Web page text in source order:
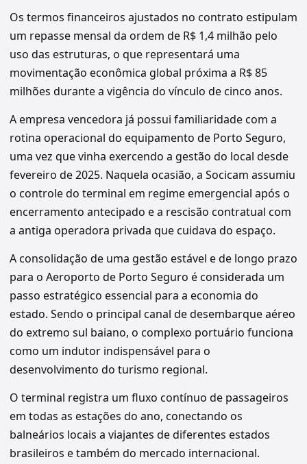
Os termos financeiros ajustados no contrato estipulam
um repasse mensal da ordem de R$ 1,4 milhão pelo
uso das estruturas, o que representará uma
movimentação econômica global próxima a R$ 85
milhões durante a vigência do vínculo de cinco anos.
A empresa vencedora já possui familiaridade com a
rotina operacional do equipamento de Porto Seguro,
uma vez que vinha exercendo a gestão do local desde
fevereiro de 2025. Naquela ocasião, a Socicam assumiu
o controle do terminal em regime emergencial após o
encerramento antecipado e a rescisão contratual com
a antiga operadora privada que cuidava do espaço.
A consolidação de uma gestão estável e de longo prazo
para o Aeroporto de Porto Seguro é considerada um
passo estratégico essencial para a economia do
estado. Sendo o principal canal de desembarque aéreo
do extremo sul baiano, o complexo portuário funciona
como um indutor indispensável para o
desenvolvimento do turismo regional.
O terminal registra um fluxo contínuo de passageiros
em todas as estações do ano, conectando os
balneários locais a viajantes de diferentes estados
brasileiros e também do mercado internacional.